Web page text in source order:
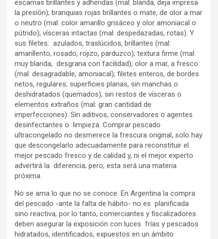
escamas brillantes y adheridas (mal: blanda, deja impresa
la presión); branquias rojas brillantes o mate, de olor a mar
o neutro (mal: color amarillo grisáceo y olor amoniacal o
pútrido); vísceras intactas (mal: despedazadas, rotas). Y
sus filetes: azulados, traslúcidos, brillantes (mal:
amarillento, rosado, rojizo, parduzco); textura firme (mal:
muy blanda, desgrana con facilidad); olor a mar, a fresco
(mal: desagradable, amoniacal); filetes enteros, de bordes
netos, regulares; superficies planas, sin manchas o
deshidratados (quemados); sin restos de vísceras o
elementos extraños (mal: gran cantidad de
imperfecciones). Sin aditivos, conservadores o agentes
desinfectantes o limpieza. Comprar pescado
ultracongelado no desmerece la frescura original, solo hay
que descongelarlo adecuadamente para reconstituir el
mejor pescado fresco y de calidad y, ni el mejor experto
advertirá la diferencia; pero, esta será una materia
próxima.
No se ama lo que no se conoce. En Argentina la compra
del pescado -ante la falta de hábito- no es planificada
sino reactiva, por lo tanto, comerciantes y fiscalizadores
deben asegurar la exposición con luces frías y pescados
hidratados, identificados, expuestos en un ámbito